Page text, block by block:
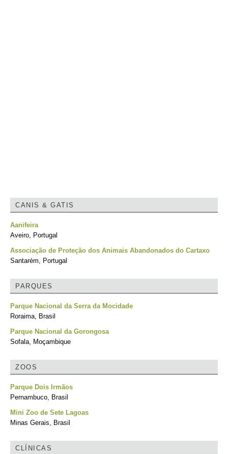
CANIS & GATIS
Aanifeira
Aveiro, Portugal
Associação de Proteção dos Animais Abandonados do Cartaxo
Santarém, Portugal
PARQUES
Parque Nacional da Serra da Mocidade
Roraima, Brasil
Parque Nacional da Gorongosa
Sofala, Moçambique
ZOOS
Parque Dois Irmãos
Pernambuco, Brasil
Mini Zoo de Sete Lagoas
Minas Gerais, Brasil
CLÍNICAS